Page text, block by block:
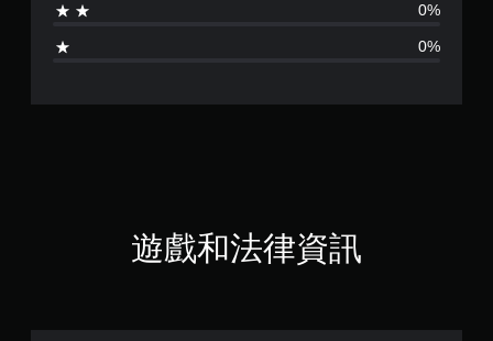
5
星
0%
0%
遊戲和法律資訊